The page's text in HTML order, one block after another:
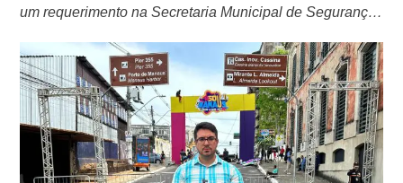
um requerimento na Secretaria Municipal de Segurança
Armada combata as cobranças ilegais de flanelinhas no
Centro da capital durante o festival Sou Manaus Passo a
Paço 2025, que inicia nesta sexta-feira (05). No início
desse ano, Guedes denunciou a existência de uma …